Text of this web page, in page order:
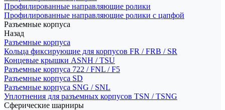
Профилированные направляющие ролики
Профилированные направляющие ролики с цапфой
Разъемные корпуса
Назад
Разъемные корпуса
Кольца фиксирующие для корпусов FR / FRB / SR
Концевые крышки ASNH / TSU
Разъемные корпуса 722 / FNL / F5
Разъемные корпуса SD
Разъемные корпуса SNG / SNL
Уплотнения для разъемных корпусов TSN / TSNG
Сферические шарниры